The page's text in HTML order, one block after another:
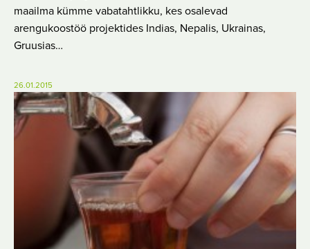
maailma kümme vabatahtlikku, kes osalevad
arengukoostöö projektides Indias, Nepalis, Ukrainas,
Gruusias…
26.01.2015